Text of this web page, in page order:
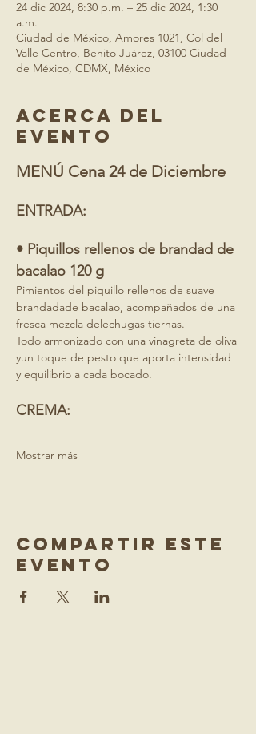
24 dic 2024, 8:30 p.m. – 25 dic 2024, 1:30
a.m.
Ciudad de México, Amores 1021, Col del
Valle Centro, Benito Juárez, 03100 Ciudad
de México, CDMX, México
Acerca del
evento
MENÚ Cena 24 de Diciembre
ENTRADA:
• Piquillos rellenos de brandad de
bacalao 120 g
Pimientos del piquillo rellenos de suave
brandadade bacalao, acompañados de una
fresca mezcla delechugas tiernas.
Todo armonizado con una vinagreta de oliva
yun toque de pesto que aporta intensidad
y equilibrio a cada bocado.
CREMA:
Mostrar más
Compartir este
evento